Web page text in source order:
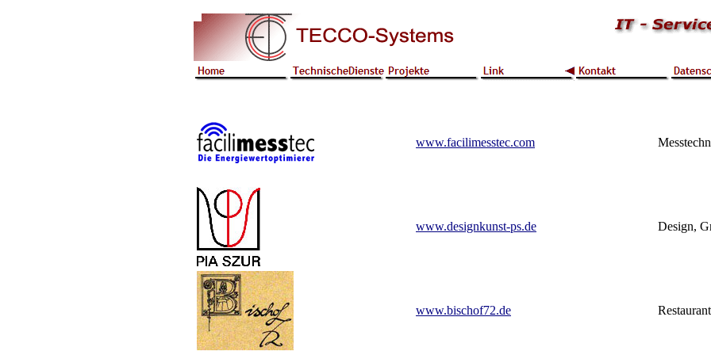
www.facilimesstec.com
www.designkunst-ps.de Design,
www.bischof72.de